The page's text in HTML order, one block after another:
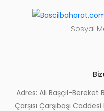
Sosyal
Adres: Ali Başçıl-Bereket
Çarşısı Çarşıbaşı